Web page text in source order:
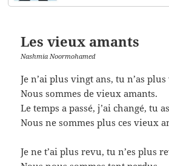
Les vieux amants
Nashmia Noormohamed
Je n’ai plus vingt ans, tu n’as
Nous sommes de vieux amants.
Le temps a passé, j’ai changé, tu
Nous ne sommes plus ces vieux
Je ne t’ai plus revu, tu n’es plus